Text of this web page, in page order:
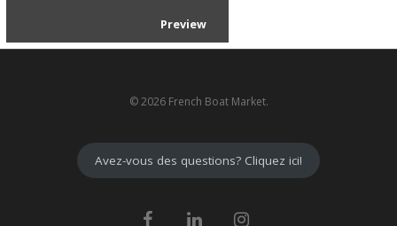
Preview
© 2026 French Boat Market.
Avez-vous des questions? Cliquez ici!